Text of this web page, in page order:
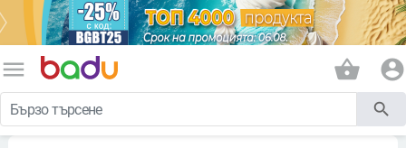
menu shopping_basket account_circle
search